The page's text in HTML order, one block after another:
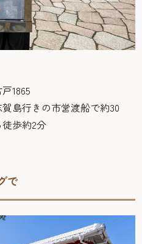
1865
島行きの市営渡船で約30
歩約2分
で